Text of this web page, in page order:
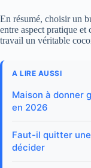
En résumé, choisir un
entre aspect pratique
travail un véritable
A LIRE AUSSI
Maison à donner
en 2026
Faut-il quitter
décider